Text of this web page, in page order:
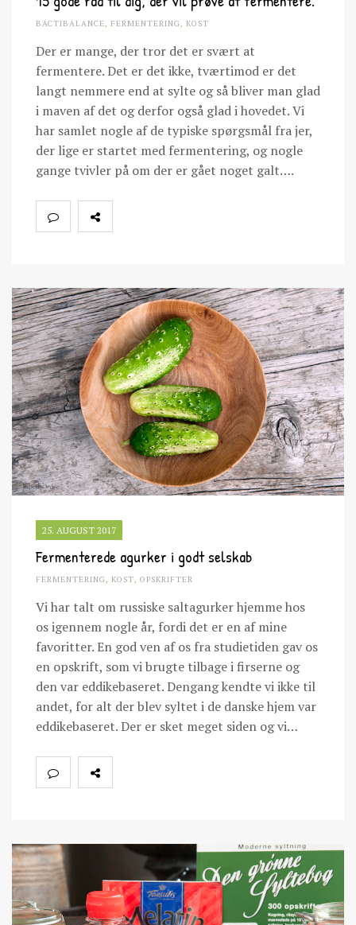
BACTIBALANCE FERMENTERING KOST
Der er mange, der tror det er svært at
fermentere. Det er det ikke, tværtimod er det
langt nemmere end at sylte og så bliver man glad
i maven af det og derfor også glad i hovedet. Vi
har samlet nogle af de typiske spørgsmål fra jer,
der lige er startet med fermentering, og nogle
gange tvivler på om der er gået noget galt….
25. AUGUST 2017
Fermenterede agurker i godt selskab
FERMENTERING, KOST, OPSKRIFTER
Vi har talt om russiske saltagurker hjemme hos
os igennem nogle år, fordi det er en af mine
favoritter. En god ven af os fra studietiden gav os
en opskrift, som vi brugte tilbage i firserne og
den var eddikebaseret. Dengang kendte vi ikke til
andet, for alt der blev syltet i de danske hjem var
eddikebaseret. Der er sket meget siden og vi…